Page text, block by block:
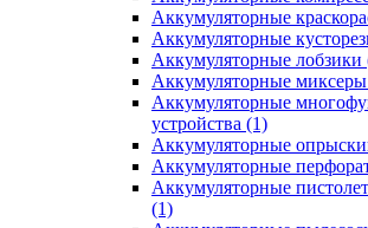
Аккумуляторные
Аккумуляторные
Аккумуляторные лобзики
Аккумуляторные миксеры
Аккумуляторные
устройства (1)
Аккумуляторные
Аккумуляторные
Аккумуляторные
(1)